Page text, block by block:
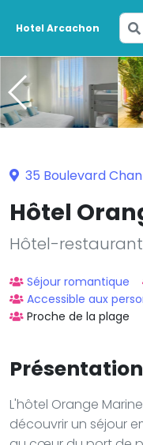
Hotel Arcachon
35 Boulevard
Hôtel
Hôtel-
Séjour romantique
Accessible aux
Proche de la plage
Présentation
L'hôtel Orange
découvrir un séjour